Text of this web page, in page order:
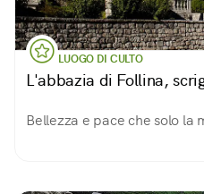
LUOGO DI CULTO
L'abbazia di Follina,
Bellezza e pace che solo la